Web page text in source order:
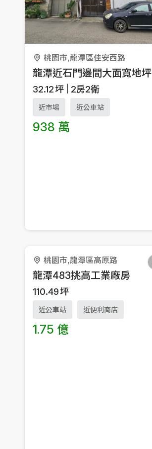
桃園市,龍潭區佳安西路
龍潭近石門邊間大面寬地坪
32.12坪 2房2衛
近市場 近公車站
938 萬
桃園市,龍潭區高原路
龍潭483挑高工業廠房
110.49坪
近公車站 近便利商店
1.75 億